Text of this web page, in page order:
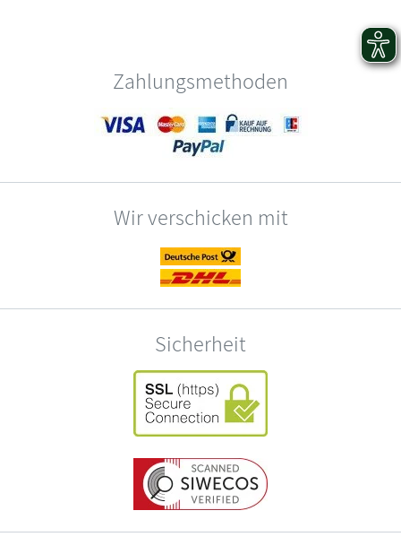
Zahlungsmethoden
Wir verschicken mit
Sicherheit